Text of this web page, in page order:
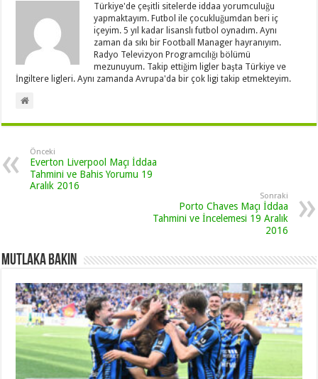
Türkiye'de çeşitli sitelerde iddaa yorumculuğu
yapmaktayım. Futbol ile çocukluğumdan beri iç
içeyim. 5 yıl kadar lisanslı futbol oynadım. Aynı
zaman da sıkı bir Football Manager hayranıyım.
Radyo Televizyon Programcılığı bölümü
mezunuyum. Takip ettiğim ligler başta Türkiye ve
İngiltere ligleri. Aynı zamanda Avrupa'da bir çok ligi takip etmekteyim.
Önceki
Everton Liverpool Maçı İddaa
Tahmini ve Bahis Yorumu 19
Aralık 2016
Sonraki
Porto Chaves Maçı İddaa
Tahmini ve İncelemesi 19 Aralık
2016
Mutlaka Bakın